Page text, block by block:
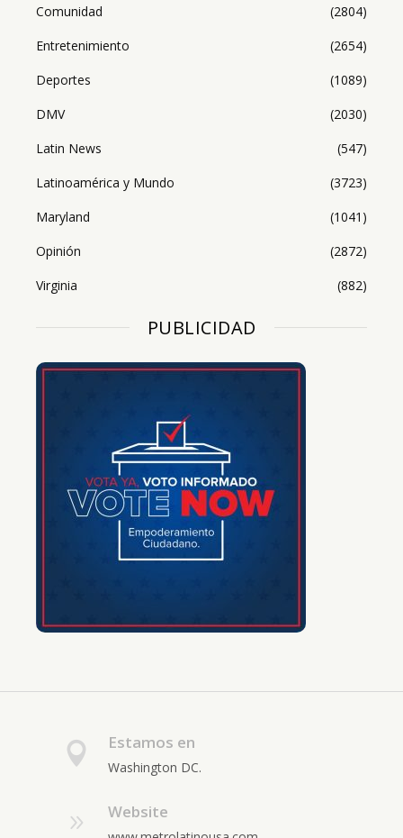
Comunidad
(2804)
Entretenimiento
(2654)
Deportes
(1089)
DMV
(2030)
Latin News
(547)
Latinoamérica y Mundo
(3723)
Maryland
(1041)
Opinión
(2872)
Virginia
(882)
PUBLICIDAD
Estamos en
Washington DC.
Website